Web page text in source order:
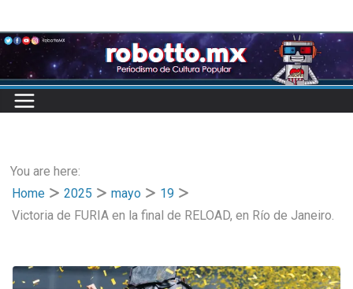
to
content
You are here:
Home
2025 mayo
19
Victoria de FURIA en la final de RELOAD, en Río de Janeiro.